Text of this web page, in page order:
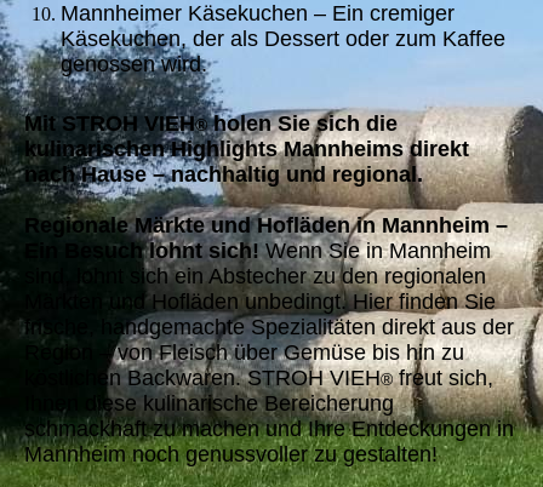
Mannheimer Käsekuchen – Ein cremiger
Käsekuchen, der als Dessert oder zum Kaffee
genossen wird.
Mit STROH VIEH®holen Sie sich die
kulinarischen Highlights Mannheims direkt
nach Hause – nachhaltig und regional.
Regionale Märkte und Hofläden in Mannheim –
Ein Besuch lohnt sich!Wenn Sie in Mannheim
sind, lohnt sich ein Abstecher zu den regionalen
Märkten und Hofläden unbedingt. Hier finden Sie
frische, handgemachte Spezialitäten direkt aus der
Region – von Fleisch über Gemüse bis hin zu
köstlichen Backwaren. STROH VIEH®freut sich,
Ihnen diese kulinarische Bereicherung
schmackhaft zu machen und Ihre Entdeckungen in
Mannheim noch genussvoller zu gestalten!